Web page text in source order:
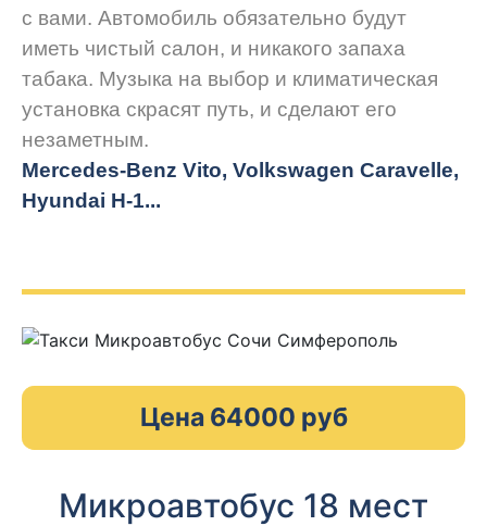
с вами. Автомобиль обязательно будут
иметь чистый салон, и никакого запаха
табака. Музыка на выбор и климатическая
установка скрасят путь, и сделают его
незаметным.
Mercedes-Benz Vito, Volkswagen Caravelle,
Hyundai H-1...
Цена 64000 руб
Микроавтобус 18 мест